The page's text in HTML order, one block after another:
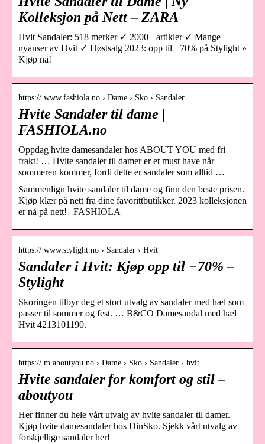
Kolleksjon på Nett – ZARA
Hvit Sandaler: 518 merker ✓ 2000+ artikler ✓ Mange
nyanser av Hvit ✓ Høstsalg 2023: opp til −70% på Stylight »
Kjøp nå!
https:// www.fashiola.no › Dame › Sko › Sandaler
Hvite Sandaler til dame |
FASHIOLA.no
Oppdag hvite damesandaler hos ABOUT YOU med fri
frakt! … Hvite sandaler til damer er et must have når
sommeren kommer, fordi dette er sandaler som alltid …
Sammenlign hvite sandaler til dame og finn den beste prisen.
Kjøp klær på nett fra dine favorittbutikker. 2023 kolleksjonen
er nå på nett! | FASHIOLA
https:// www.stylight.no › Sandaler › Hvit
Sandaler i Hvit: Kjøp opp til −70% –
Stylight
Skoringen tilbyr deg et stort utvalg av sandaler med hæl som
passer til sommer og fest. … B&CO Damesandal med hæl
Hvit 4213101190.
https:// m.aboutyou.no › Dame › Sko › Sandaler › hvit
Hvite sandaler for komfort og stil –
aboutyou
Her finner du hele vårt utvalg av hvite sandaler til damer.
Kjøp hvite damesandaler hos DinSko. Sjekk vårt utvalg av
forskjellige sandaler her!